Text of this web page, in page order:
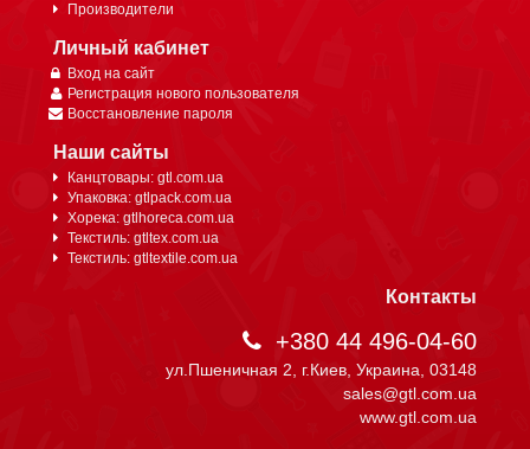
Производители
Личный кабинет
Вход на сайт
Регистрация нового пользователя
Восстановление пароля
Наши сайты
Канцтовары: gtl.com.ua
Упаковка: gtlpack.com.ua
Хорека: gtlhoreca.com.ua
Текстиль: gtltex.com.ua
Текстиль: gtltextile.com.ua
Контакты
+380 44 496-04-60
ул.Пшеничная 2, г.Киев, Украина, 03148
sales@gtl.com.ua
www.gtl.com.ua